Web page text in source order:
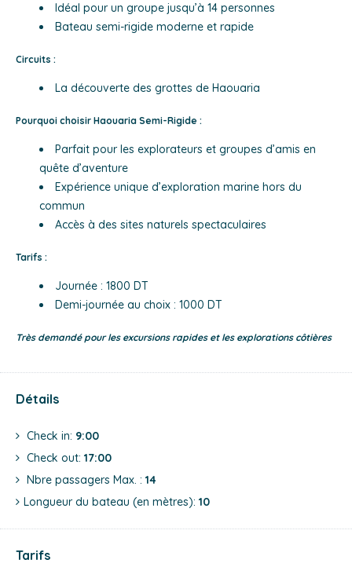
Idéal pour un groupe jusqu’à 14 personnes
Bateau semi-rigide moderne et rapide
Circuits :
La découverte des grottes de Haouaria
Pourquoi choisir Haouaria Semi-Rigide :
Parfait pour les explorateurs et groupes d’amis en
quête d’aventure
Expérience unique d’exploration marine hors du
commun
Accès à des sites naturels spectaculaires
Tarifs :
Journée : 1800 DT
Demi-journée au choix : 1000 DT
Très demandé pour les excursions rapides et les explorations côtières
Détails
Check in: 9:00
Check out: 17:00
Nbre passagers Max. : 14
Longueur du bateau (en mètres): 10
Tarifs